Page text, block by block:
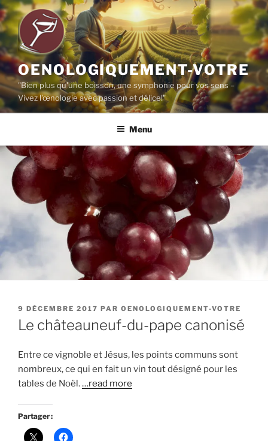
Aller
au
contenu
principal
OENOLOGIQUEMENT-VOTRE
"Bien plus qu'une boisson, une symphonie pour vos sens –
Vivez l'œnologie avec passion et délice!"
Menu
PUBLIÉ
LE
9 DÉCEMBRE 2017 PAR OENOLOGIQUEMENT-VOTRE
Le châteauneuf-du-pape canonisé
Entre ce vignoble et Jésus, les points communs sont
nombreux, ce qui en fait un vin tout désigné pour les
tables de Noël.…read more
Partager :